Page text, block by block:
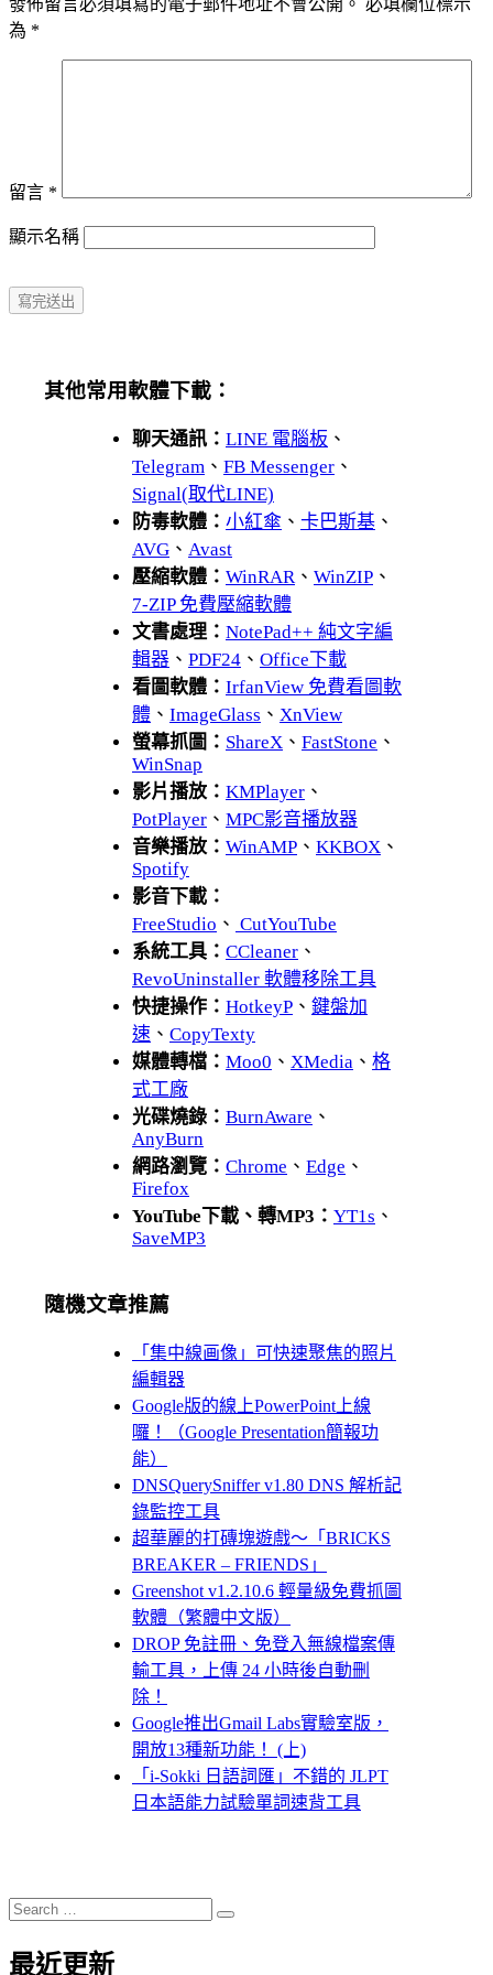
為 *
留言 *
顯示名稱
其他常用軟體下載：
聊天通訊： LINE 電腦板 、
Telegram 、 FB Messenger 、
Signal(取代LINE)
防毒軟體： 小紅傘 、 卡巴斯基 、
AVG 、 Avast
壓縮軟體： WinRAR、 WinZIP 、
7-ZIP 免費壓縮軟體
文書處理： NotePad++ 純文字編
輯器 、 PDF24 、 Office下載
看圖軟體： IrfanView 免費看圖軟
體 、 ImageGlass 、 XnView
螢幕抓圖： ShareX 、 FastStone 、
WinSnap
影片播放： KMPlayer 、
PotPlayer 、 MPC影音播放器
音樂播放： WinAMP 、 KKBOX 、
Spotify
影音下載：
FreeStudio 、 CutYouTube
系統工具： CCleaner 、
RevoUninstaller 軟體移除工具
快捷操作： HotkeyP 、 鍵盤加
速 、 CopyTexty
媒體轉檔： Moo0 、 XMedia 、 格
式工廠
光碟燒錄： BurnAware 、
AnyBurn
網路瀏覽： Chrome 、 Edge 、
Firefox
YouTube下載、轉MP3： YT1s 、
SaveMP3
隨機文章推薦
「集中線画像」可快速聚焦的照片
編輯器
Google版的線上PowerPoint上線
囉！（Google Presentation簡報功
能）
DNSQuerySniffer v1.80 DNS 解析記
錄監控工具
超華麗的打磚塊遊戲～「BRICKS
BREAKER – FRIENDS」
Greenshot v1.2.10.6 輕量級免費抓圖
軟體（繁體中文版）
DROP 免註冊、免登入無線檔案傳
輸工具，上傳 24 小時後自動刪
除！
Google推出Gmail Labs實驗室版，
開放13種新功能！ (上)
「i-Sokki 日語詞匯」不錯的 JLPT
日本語能力試驗單詞速背工具
Search
for:
Search
最近更新